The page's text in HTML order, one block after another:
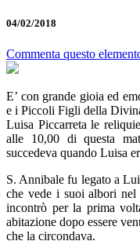
04/02/2018
Commenta questo
E’ con grande gioia ed
e i Piccoli Figli della
Luisa Piccarreta le
alle 10,00 di questa
succedeva quando Luisa
S. Annibale fu legato a
che vede i suoi albori
incontrò per la prima
abitazione dopo essere
che la circondava.